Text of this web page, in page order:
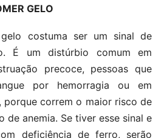
GELO
costuma ser um sinal de
É um distúrbio comum em
precoce, pessoas que
por hemorragia ou em
porque correm o maior risco de
de anemia. Se tiver esse sinal e
deficiência de ferro, serão